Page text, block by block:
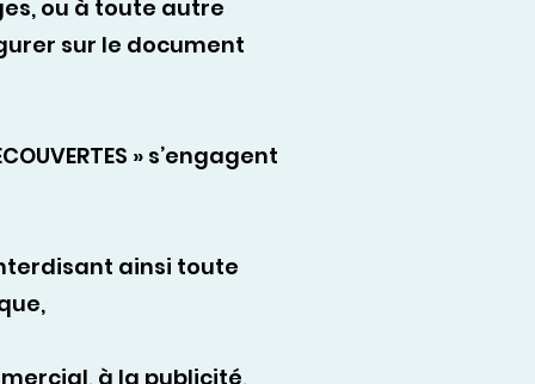
ou à toute autre
sur le document
» s’engagent
ainsi toute
à la publicité,